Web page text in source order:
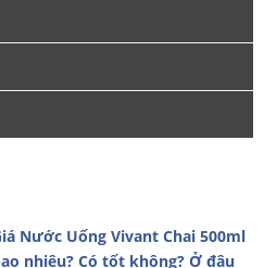
Nước Uống Vivant Chai 500ml
nhiêu? Có tốt không? Ở đâu